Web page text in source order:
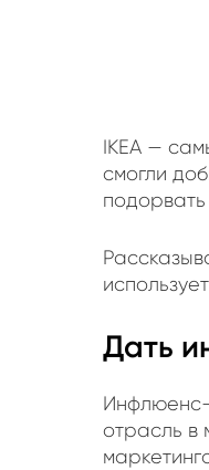
IKEA —
смогли
Дать
Инфлюенс-
отрасль в